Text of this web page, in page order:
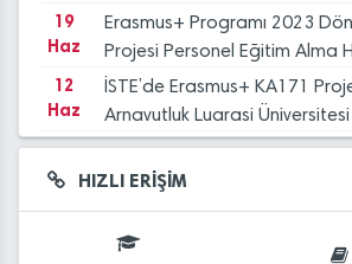
Başvuru Sonuçları - 2
19
Haz
Erasmus+ Programı 2023
Projesi Personel Eğitim Alma
Başvuru ilanı - 2
12
Haz
İSTE’de Erasmus+ KA171
Arnavutluk Luarasi Üniversitesi
06
Nis
BİRİM KALİTE ÇALIŞMALARI
16
APAIE 2026
HIZLI ERİŞİM